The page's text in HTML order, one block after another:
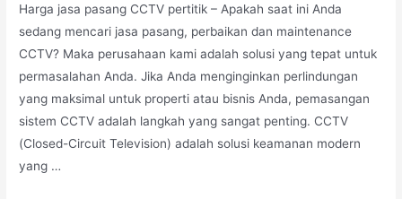
Harga jasa pasang CCTV pertitik – Apakah saat ini Anda
sedang mencari jasa pasang, perbaikan dan maintenance
CCTV? Maka perusahaan kami adalah solusi yang tepat untuk
permasalahan Anda. Jika Anda menginginkan perlindungan
yang maksimal untuk properti atau bisnis Anda, pemasangan
sistem CCTV adalah langkah yang sangat penting. CCTV
(Closed-Circuit Television) adalah solusi keamanan modern
yang …